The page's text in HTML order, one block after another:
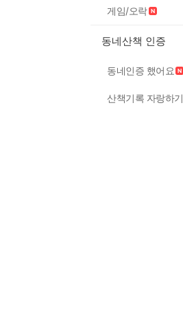
게임/오락
동네산책 인증
동네인증 했어요
산책기록 자랑하기